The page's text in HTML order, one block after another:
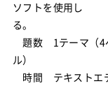
ソフトを使用し
る。
題数 1テーマ（4
ル）
時間 テキストエ